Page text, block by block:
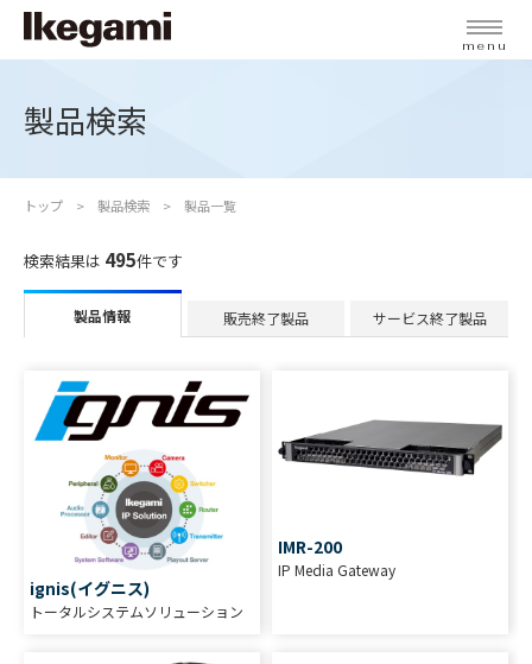
menu
製品検索
トップ 製品検索 製品一覧
検索結果は 495件です
製品情報 販売終了製品 サービス終了製品
ignis(イグニス)
トータルシステムソリューション
IMR-200
IP Media Gateway